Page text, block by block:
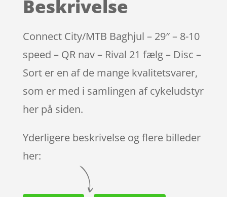
på
mmelser
Beskrivelse
Connect City/MTB Baghjul – 29″ – 8-10
speed – QR nav – Rival 21 fælg – Disc –
Sort er en af de mange kvalitetsvarer,
som er med i samlingen af cykeludstyr
her på siden.
Yderligere beskrivelse og flere billeder
her: